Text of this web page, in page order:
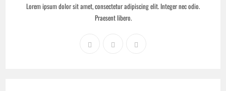
Lorem ipsum dolor sit amet, consectetur adipiscing elit. Integer nec odio.
Praesent libero.